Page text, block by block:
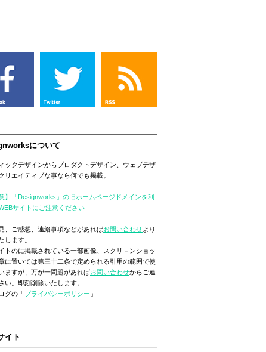
について
ックデザインからプロダクトデザイン、ウェブデザ
リエイティブな事なら何でも掲載。
意】「Designworks」の旧ホームページドメインを利
サイトにご注意ください
、ご感想、連絡事項などがあればお問い合わせより
します。
トのに掲載されている一部画像、スクリ－ンショッ
に置いては第三十二条で定められる引用の範囲で使
ますが、万が一問題があればお問い合わせからご連
い。即刻削除いたします。
グの「プライバシーポリシー 」
イト